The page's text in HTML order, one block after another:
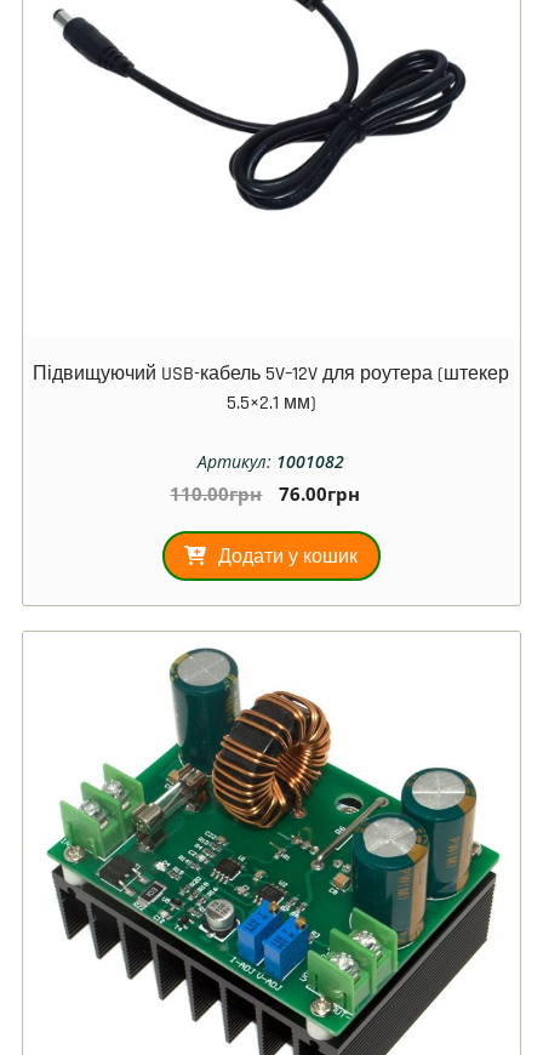
Підвищуючий USB-кабель 5V–12V для роутера (штекер
5.5×2.1 мм)
Артикул: 1001082
110.00грн 76.00грн
Додати у кошик